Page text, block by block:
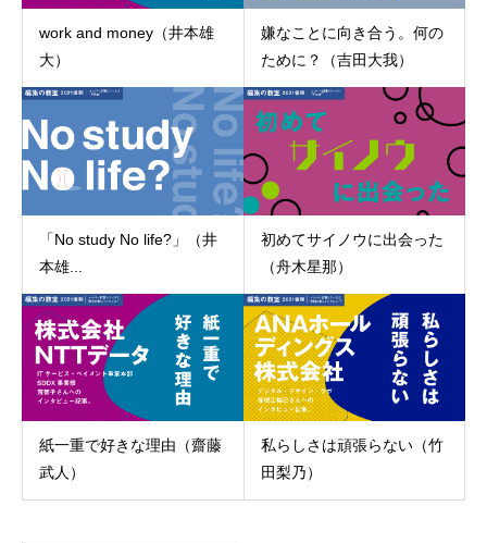
work and money（井本雄
大）
嫌なことに向き合う。何の
ために？（吉田大我）
「No study No life?」（井
本雄...
初めてサイノウに出会った
（舟木星那）
紙一重で好きな理由（齋藤
武人）
私らしさは頑張らない（竹
田梨乃）